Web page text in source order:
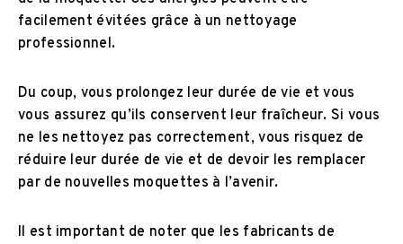
facilement évitées grâce à un nettoyage
professionnel.
Du coup, vous prolongez leur durée de vie et vous
vous assurez qu’ils conservent leur fraîcheur. Si vous
ne les nettoyez pas correctement, vous risquez de
réduire leur durée de vie et de devoir les remplacer
par de nouvelles moquettes à l’avenir.
Il est important de noter que les fabricants de